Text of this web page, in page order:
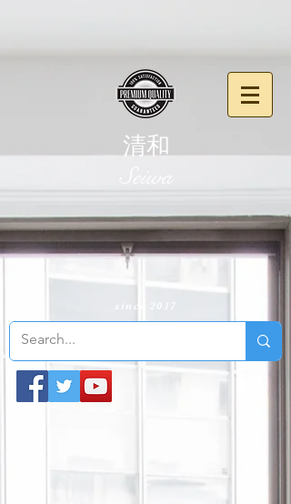
清和
​Seiwa
since 2017